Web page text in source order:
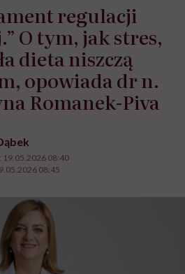
regulacji
O tym, jak stres,
dieta niszczą
opowiada dr n.
Romanek-Piva
19.05.2026 08:40
08:45